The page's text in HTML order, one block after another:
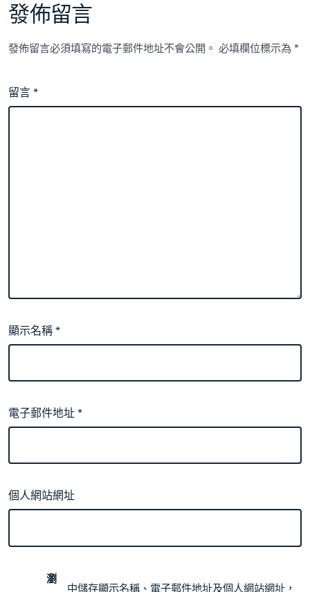
發佈留言
發佈留言必須填寫的電子郵件地址不會公開。 必填欄位標示為*
留言*
顯示名稱*
電子郵件地址*
個人網站網址
瀏
中儲存顯示名稱、電子郵件地址及個人網站網址，